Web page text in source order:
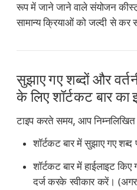
रूप में जाने जाने वाले संयोजन
सामान्य क्रियाओं को जल्दी से कर
सुझाए गए शब्दों और
के लिए शॉर्टकट बार
टाइप करते समय, आप
शॉर्टकट बार में सुझाए गए
शॉर्टकट बार में हाईलाइट किए
दर्ज करके स्वीकार करें।